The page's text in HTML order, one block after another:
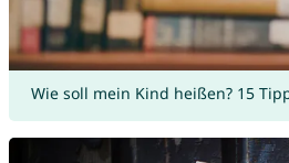
Wie soll mein Kind heißen? 15